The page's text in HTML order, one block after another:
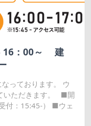
16：00～ 建
っております。 ウ
いただきます。 ■開
付：15:45-） ■ウェ